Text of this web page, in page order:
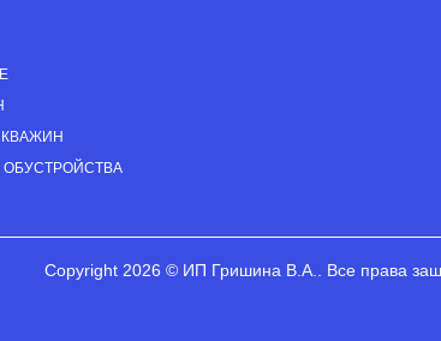
Copyright 2026 © ИП Гришина В.А.. Все права